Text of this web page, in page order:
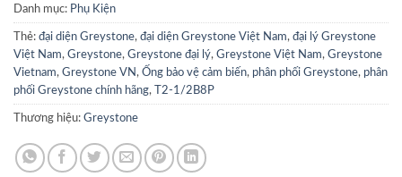
Danh mục: Phụ Kiện
Thẻ: đại diện Greystone, đại diện Greystone Việt Nam, đại lý Greystone
Việt Nam, Greystone, Greystone đại lý, Greystone Việt Nam, Greystone
Vietnam, Greystone VN, Ống bảo vệ cảm biến, phân phối Greystone, phân
phối Greystone chính hãng, T2-1/2B8P
Thương hiệu: Greystone